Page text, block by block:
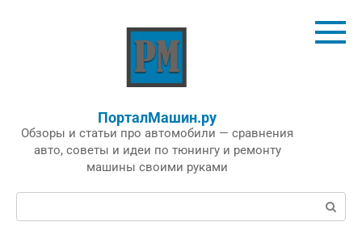
ПорталМашин.ру
Обзоры и статьи про автомобили — сравнения
авто, советы и идеи по тюнингу и ремонту
машины своими руками
Поиск: